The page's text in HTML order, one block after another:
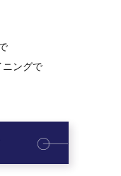
ニングで